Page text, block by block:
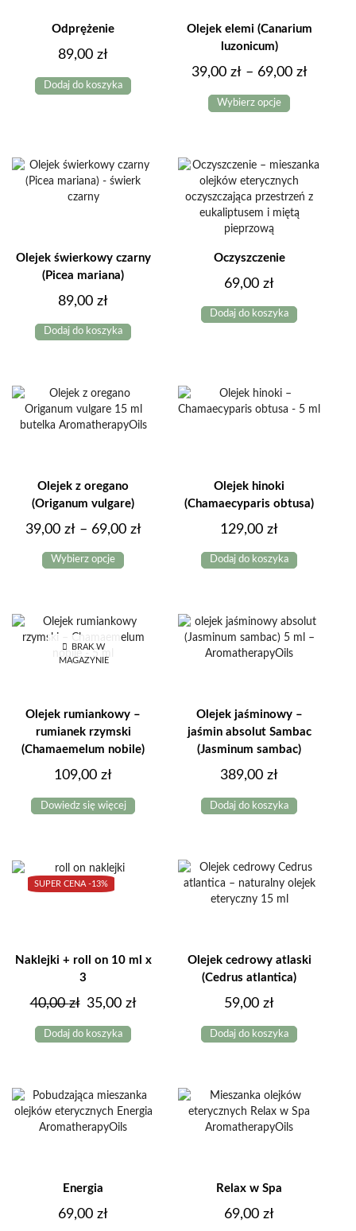
produktu
Odprężenie
89,00 zł
Dodaj do koszyka
Olejek elemi (Canarium
luzonicum)
39,00 zł – 69,00 złZakres
do
Wybierz opcje
produkt
Opcje
można
wybrać
Olejek świerkowy czarny
(Picea mariana)
89,00 zł
Dodaj do koszyka
Oczyszczenie
69,00 zł
Dodaj do koszyka
Olejek z oregano
(Origanum vulgare)
39,00 zł – 69,00 złZakres
69,00 zł
Wybierz opcje
produkt
Opcje
produktu
Olejek hinoki
(Chamaecyparis obtusa)
129,00 zł
Dodaj do koszyka
BRAK W
MAGAZYNIE
Olejek rumiankowy –
rumianek rzymski
(Chamaemelum nobile)
109,00 zł
Dowiedz się więcej
Olejek jaśminowy –
jaśmin absolut Sambac
(Jasminum sambac)
389,00 zł
Dodaj do koszyka
SUPER CENA -13%
Naklejki + roll on 10 ml x
3
40,00zł Pierwotna
cena
wynosiła:
35,00 złAktualna
Dodaj do koszyka
Olejek cedrowy atlaski
(Cedrus atlantica)
59,00 zł
Dodaj do koszyka
Energia
69,00 zł
Relax w Spa
69,00 zł